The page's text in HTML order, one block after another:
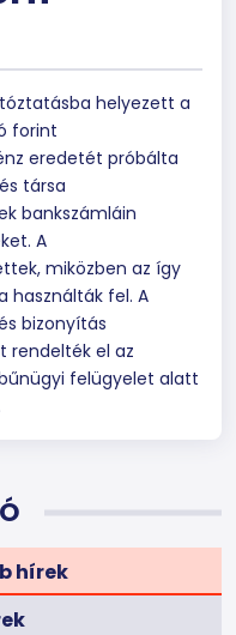
helyezett a
forint
eredetét próbálta
társa
bankszámláin
A
miközben az így
használták fel. A
bizonyítás
rendelték el az
felügyelet alatt
hírek